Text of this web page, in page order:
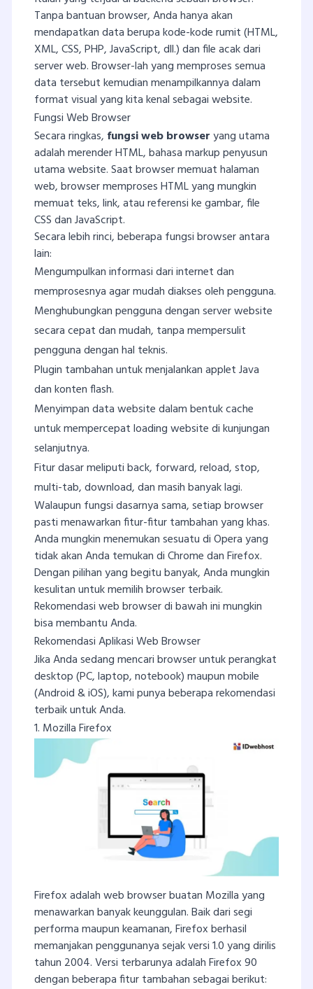
Tanpa bantuan browser, Anda hanya akan
mendapatkan data berupa kode-kode rumit (HTML,
XML, CSS, PHP, JavaScript, dll.) dan file acak dari
server web. Browser-lah yang memproses semua
data tersebut kemudian menampilkannya dalam
format visual yang kita kenal sebagai website.
Fungsi Web Browser
Secara ringkas, fungsi web browseryang utama
adalah merender HTML, bahasa markup penyusun
utama website. Saat browser memuat halaman
web, browser memproses HTML yang mungkin
memuat teks, link, atau referensi ke gambar, file
CSS dan JavaScript.
Secara lebih rinci, beberapa fungsi browser antara
lain:
Mengumpulkan informasi dari internet dan
memprosesnya agar mudah diakses oleh pengguna.
Menghubungkan pengguna dengan server website
secara cepat dan mudah, tanpa mempersulit
pengguna dengan hal teknis.
Plugin tambahan untuk menjalankan applet Java
dan konten flash.
Menyimpan data website dalam bentuk cache
untuk mempercepat loading website di kunjungan
selanjutnya.
Fitur dasar meliputi back, forward, reload, stop,
multi-tab, download, dan masih banyak lagi.
Walaupun fungsi dasarnya sama, setiap browser
pasti menawarkan fitur-fitur tambahan yang khas.
Anda mungkin menemukan sesuatu di Opera yang
tidak akan Anda temukan di Chrome dan Firefox.
Dengan pilihan yang begitu banyak, Anda mungkin
kesulitan untuk memilih browser terbaik.
Rekomendasi web browser di bawah ini mungkin
bisa membantu Anda.
Rekomendasi Aplikasi Web Browser
Jika Anda sedang mencari browser untuk perangkat
desktop (PC, laptop, notebook) maupun mobile
(Android & iOS), kami punya beberapa rekomendasi
terbaik untuk Anda.
1. Mozilla Firefox
Firefox adalah web browser buatan Mozilla yang
menawarkan banyak keunggulan. Baik dari segi
performa maupun keamanan, Firefox berhasil
memanjakan penggunanya sejak versi 1.0 yang dirilis
tahun 2004. Versi terbarunya adalah Firefox 90
dengan beberapa fitur tambahan sebagai berikut: